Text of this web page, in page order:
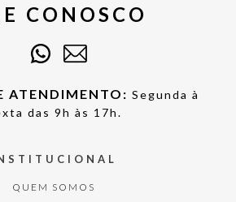
CONOSCO
ATENDIMENTO: Segunda à
das 9h às 17h.
QUEM SOMOS